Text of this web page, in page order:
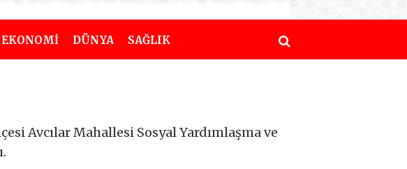
EKONOMİ DÜNYA SAĞLIK
Avcılar Mahallesi Sosyal Yardımlaşma ve